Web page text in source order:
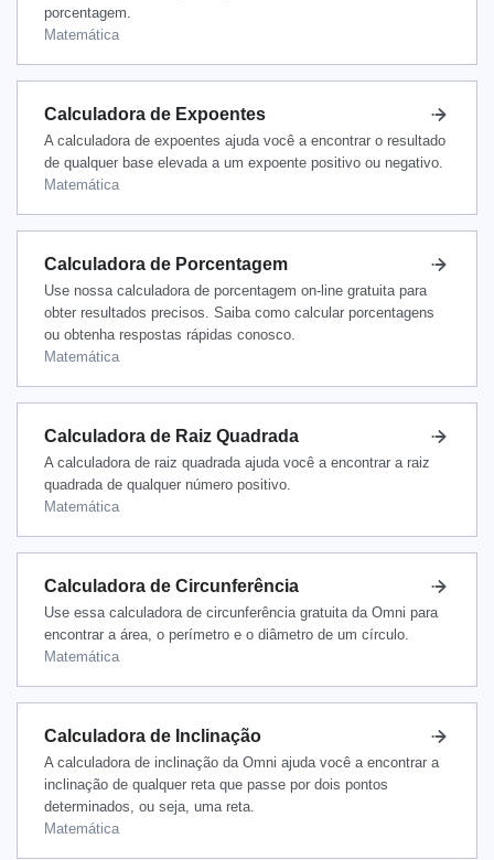
porcentagem.
Matemática
Calculadora de Expoentes
A calculadora de expoentes ajuda você a encontrar o resultado
de qualquer base elevada a um expoente positivo ou negativo.
Matemática
Calculadora de Porcentagem
Use nossa calculadora de porcentagem on-line gratuita para
obter resultados precisos. Saiba como calcular porcentagens
ou obtenha respostas rápidas conosco.
Matemática
Calculadora de Raiz Quadrada
A calculadora de raiz quadrada ajuda você a encontrar a raiz
quadrada de qualquer número positivo.
Matemática
Calculadora de Circunferência
Use essa calculadora de circunferência gratuita da Omni para
encontrar a área, o perímetro e o diâmetro de um círculo.
Matemática
Calculadora de Inclinação
A calculadora de inclinação da Omni ajuda você a encontrar a
inclinação de qualquer reta que passe por dois pontos
determinados, ou seja, uma reta.
Matemática